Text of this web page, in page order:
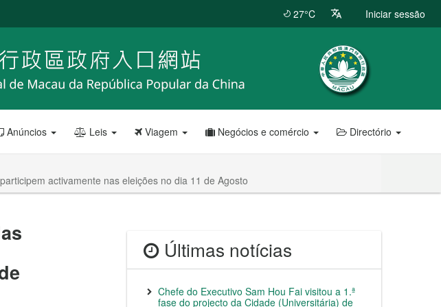
27°C Iniciar sessão
Anúncios Leis Viagem Negócios e comércio Directório
activamente nas eleições no dia 11 de Agosto
Últimas notícias
Chefe do Executivo Sam Hou Fai visitou a 1.ª
fase do projecto da Cidade (Universitária) de